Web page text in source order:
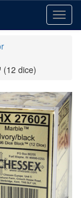
(12 dice)